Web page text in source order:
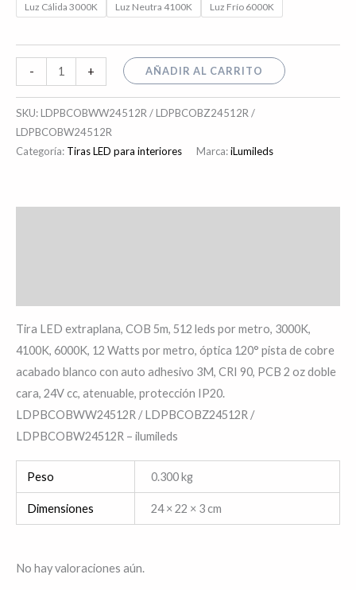
Luz Cálida 3000K Luz Neutra 4100K Luz Frío 6000K
- + AÑADIR AL CARRITO
SKU:LDPBCOBWW24512R / LDPBCOBZ24512R /
LDPBCOBW24512R
Categoría: Tiras LED para interiores Marca:iLumileds
Tira LED extraplana, COB 5m, 512 leds por metro, 3000K,
4100K, 6000K, 12 Watts por metro, óptica 120° pista de cobre
acabado blanco con auto adhesivo 3M, CRI 90, PCB 2 oz doble
cara, 24V cc, atenuable, protección IP20.
LDPBCOBWW24512R / LDPBCOBZ24512R /
LDPBCOBW24512R – ilumileds
Peso 0.300 kg
Dimensiones 24 × 22 × 3 cm
No hay valoraciones aún.